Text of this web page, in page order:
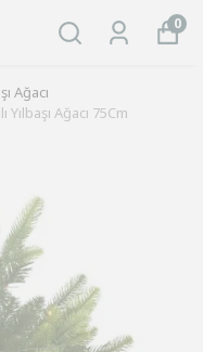
0
Ağacı
Ağacı 75Cm